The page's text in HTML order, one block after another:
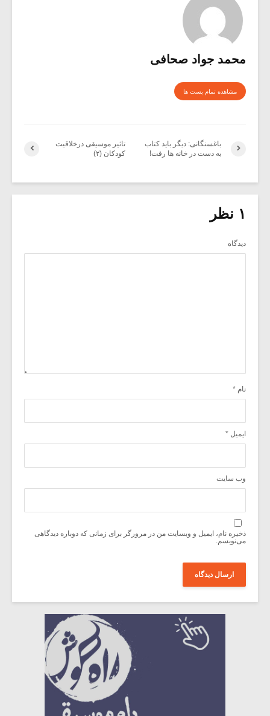
محمد جواد صحافی
مشاهده تمام پست ها
تاثیر موسیقی درخلاقیت
کودکان (۲)
باغسنگانی: دیگر باید کتاب
به دست در خانه ها رفت!
۱ نظر
دیدگاه
نام *
ایمیل *
وب‌ سایت
ذخیره نام، ایمیل و وبسایت من در مرورگر برای زمانی که دوباره دیدگاهی
می‌نویسم.